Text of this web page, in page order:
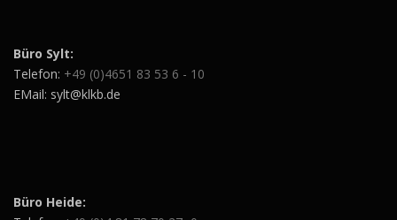
Büro Sylt:
Telefon: +49 (0)4651 83 53 6 - 10
EMail: sylt@klkb.de
Büro Heide: